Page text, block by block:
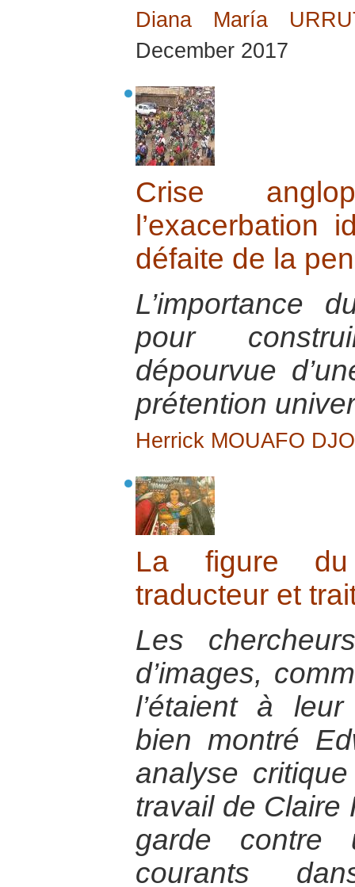
Diana María
December 2017
Crise
l’exacerbation
défaite de la
L’importance
pour
dépourvue
prétention
Herrick MOUAFO
La figure du
traducteur et
Les
d’images,
l’étaient à
bien montré
analyse
travail de Claire
garde contre
courants